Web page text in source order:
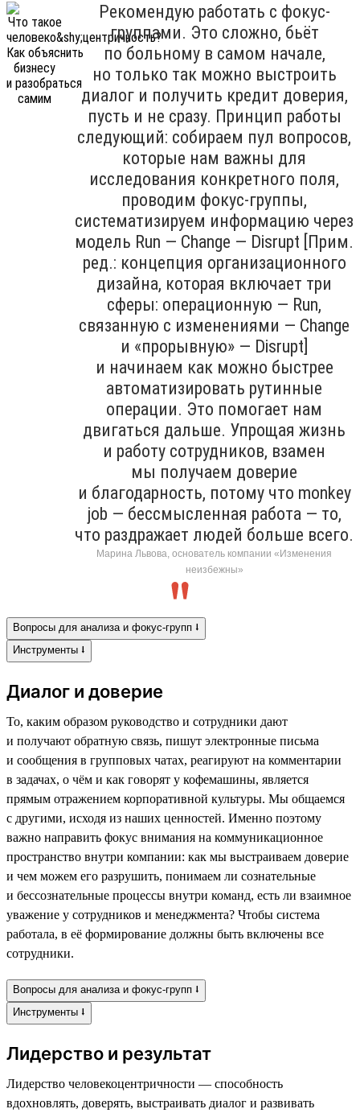
Рекомендую работать с фокус-
группами. Это сложно, бьёт
по больному в самом начале,
но только так можно выстроить
диалог и получить кредит доверия,
пусть и не сразу. Принцип работы
следующий: собираем пул вопросов,
которые нам важны для
исследования конкретного поля,
проводим фокус-группы,
систематизируем информацию через
модель Run — Change — Disrupt [Прим.
ред.: концепция организационного
дизайна, которая включает три
сферы: операционную — Run,
связанную с изменениями — Change
и «прорывную» — Disrupt]
и начинаем как можно быстрее
автоматизировать рутинные
операции. Это помогает нам
двигаться дальше. Упрощая жизнь
и работу сотрудников, взамен
мы получаем доверие
и благодарность, потому что monkey
job — бессмысленная работа — то,
что раздражает людей больше всего.
Марина Львова, основатель компании «Изменения
неизбежны»
Вопросы для анализа и фокус-групп ⭣
Инструменты ⭣
Диалог и доверие
То, каким образом руководство и сотрудники дают
и получают обратную связь, пишут электронные письма
и сообщения в групповых чатах, реагируют на комментарии
в задачах, о чём и как говорят у кофемашины, является
прямым отражением корпоративной культуры. Мы общаемся
с другими, исходя из наших ценностей. Именно поэтому
важно направить фокус внимания на коммуникационное
пространство внутри компании: как мы выстраиваем доверие
и чем можем его разрушить, понимаем ли сознательные
и бессознательные процессы внутри команд, есть ли взаимное
уважение у сотрудников и менеджмента? Чтобы система
работала, в её формирование должны быть включены все
сотрудники.
Вопросы для анализа и фокус-групп ⭣
Инструменты ⭣
Лидерство и результат
Лидерство человекоцентричности — способность
вдохновлять, доверять, выстраивать диалог и развивать